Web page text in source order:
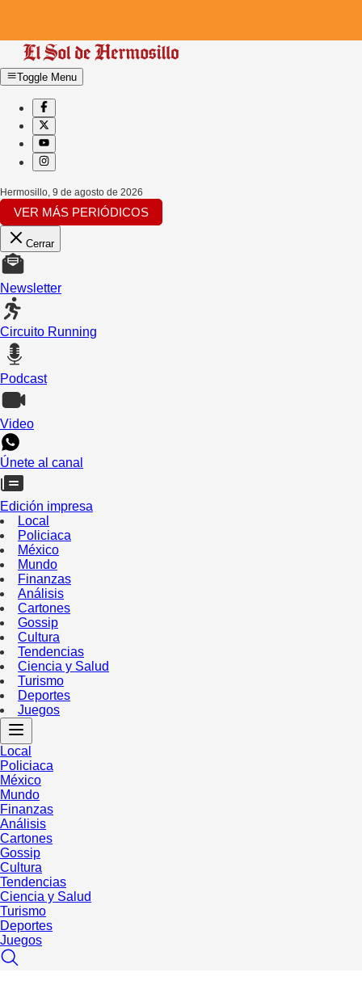
Toggle Menu
Hermosillo 9 de agosto de 2026
VER MÁS PERIÓDICOS
Cerrar
Newsletter
Circuito Running
Podcast
Video
Únete al canal
Edición impresa
Local
Policiaca
México
Mundo
Finanzas
Análisis
Cartones
Gossip
Cultura
Tendencias
Ciencia y Salud
Turismo
Deportes
Juegos
Local
Policiaca
México
Mundo
Finanzas
Análisis
Cartones
Gossip
Cultura
Tendencias
Ciencia y Salud
Turismo
Deportes
Juegos